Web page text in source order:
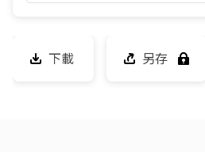
下載 另存